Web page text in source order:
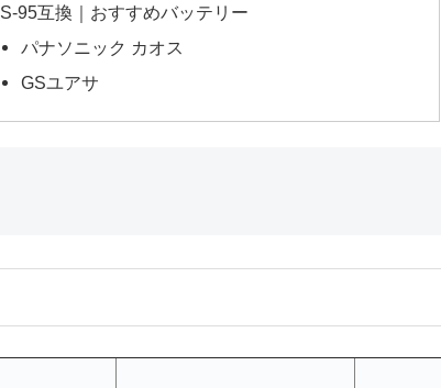
S-95互換｜おすすめバッテリー
パナソニック カオス
GSユアサ